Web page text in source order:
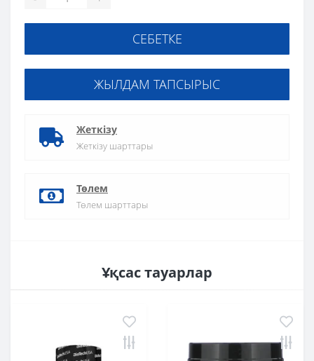
СЕБЕТКЕ
ЖЫЛДАМ ТАПСЫРЫС
Жеткізу
Жеткізу шарттары
Төлем
Төлем шарттары
Ұқсас тауарлар